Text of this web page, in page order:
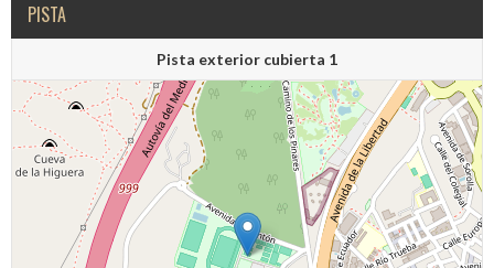
PISTA
Pista exterior cubierta 1